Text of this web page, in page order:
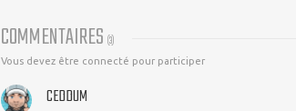
COMMENTAIRES (3)
Vous devez être connecté pour participer
CEDDUM